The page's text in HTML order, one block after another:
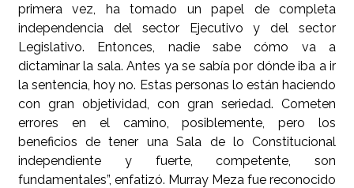
primera vez, ha tomado un papel de completa
independencia del sector Ejecutivo y del sector
Legislativo. Entonces, nadie sabe cómo va a
dictaminar la sala. Antes ya se sabía por dónde iba a ir
la sentencia, hoy no. Estas personas lo están haciendo
con gran objetividad, con gran seriedad. Cometen
errores en el camino, posiblemente, pero los
beneficios de tener una Sala de lo Constitucional
independiente y fuerte, competente, son
fundamentales”, enfatizó. Murray Meza fue reconocido